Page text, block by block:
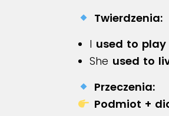
Twierdzenia:
I used to play
She used to
Przeczenia:
Podmiot +